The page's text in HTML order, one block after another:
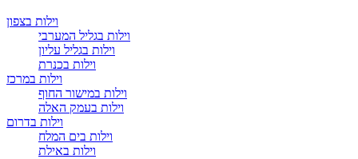
וילות בצפון
וילות בגליל המערבי
וילות בגליל עליון
וילות בכנרת
וילות במרכז
וילות במישור החוף
וילות בעמק האלה
וילות בדרום
וילות בים המלח
וילות באילת